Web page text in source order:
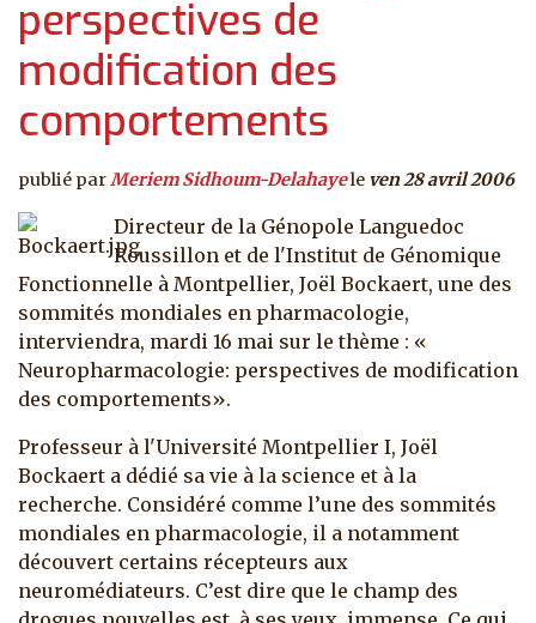
perspectives de
modification des
comportements
publié parMeriem Sidhoum-Delahayele ven 28 avril 2006
Directeur de la Génopole Languedoc
Roussillon et de l'Institut de Génomique
Fonctionnelle à Montpellier, Joël Bockaert, une des
sommités mondiales en pharmacologie,
interviendra, mardi 16 mai sur le thème : «
Neuropharmacologie: perspectives de modification
des comportements».
Professeur à l'Université Montpellier I, Joël
Bockaert a dédié sa vie à la science et à la
recherche. Considéré comme l’une des sommités
mondiales en pharmacologie, il a notamment
découvert certains récepteurs aux
neuromédiateurs. C’est dire que le champ des